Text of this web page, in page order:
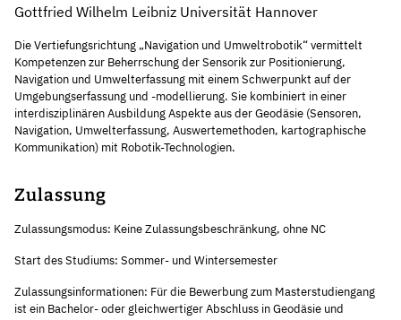
Gottfried Wilhelm Leibniz Universität Hannover
Die Vertiefungsrichtung „Navigation und Umweltrobotik“ vermittelt
Kompetenzen zur Beherrschung der Sensorik zur Positionierung,
Navigation und Umwelterfassung mit einem Schwerpunkt auf der
Umgebungserfassung und -modellierung. Sie kombiniert in einer
interdisziplinären Ausbildung Aspekte aus der Geodäsie (Sensoren,
Navigation, Umwelterfassung, Auswertemethoden, kartographische
Kommunikation) mit Robotik-Technologien.
Zulassung
Zulassungsmodus: Keine Zulassungsbeschränkung, ohne NC
Start des Studiums: Sommer- und Wintersemester
Zulassungsinformationen: Für die Bewerbung zum Masterstudiengang
ist ein Bachelor- oder gleichwertiger Abschluss in Geodäsie und